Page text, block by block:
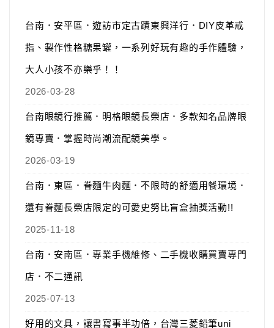
台南．安平區．遊訪市定古蹟東興洋行．DIY皮革戒
指、製作性格糖果罐，一系列好玩有趣的手作體驗，
大人小孩不亦樂乎！！
2026-03-28
台南眼鏡行推薦．明格眼鏡長榮店．多款知名品牌眼
鏡專賣．掌握時尚潮流配鏡美學。
2026-03-19
台南．東區．眷麵牛肉麵．不限時的舒適用餐環境．
還有眷麵長榮店限定的可愛史努比盲盒抽獎活動!!
2025-11-18
台南．安南區．專業手機維修、二手機收購買賣專門
店．不二通訊
2025-07-13
好用的文具，讓書寫事半功倍，台灣三菱鉛筆uni